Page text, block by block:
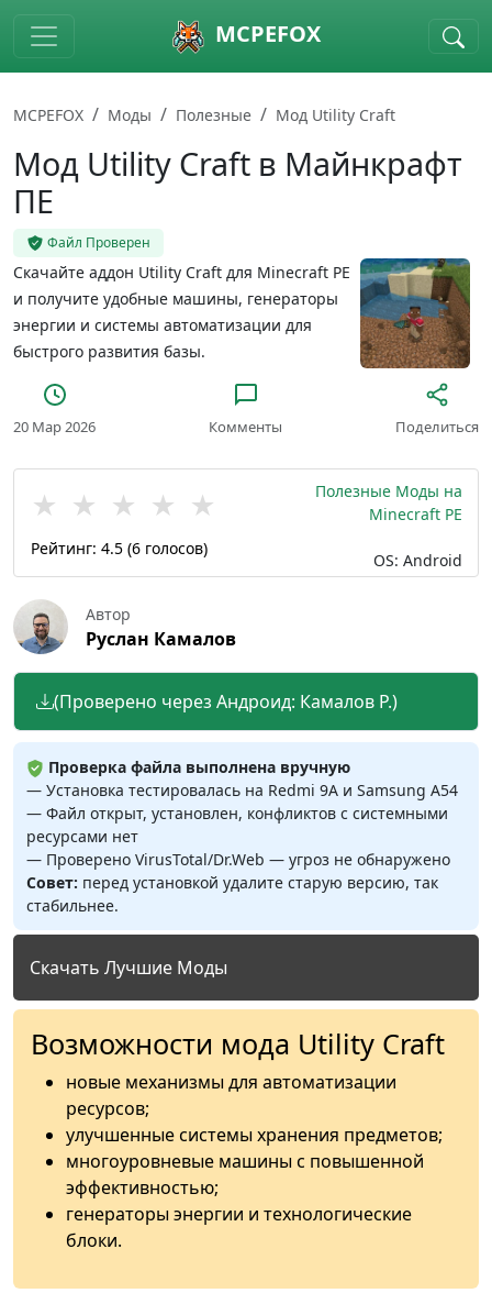
Skip to main content MCPEFOX
MCPEFOX Моды Полезные Мод Utility Craft
Мод Utility Craft в Майнкрафт
ПЕ
Файл Проверен
Скачайте аддон Utility Craft для Minecraft PE
и получите удобные машины, генераторы
энергии и системы автоматизации для
быстрого развития базы.
20 Мар 2026 Комменты Поделиться
★ ★ ★ ★ ★
Рейтинг: 4.5 (6 голосов)
Полезные Моды на
Minecraft PE
OS: Android
Автор
Руслан Камалов
(Проверено через Андроид: Камалов Р.)
Проверка файла выполнена вручную
— Установка тестировалась на Redmi 9A и Samsung A54
— Файл открыт, установлен, конфликтов с системными
ресурсами нет
— Проверено VirusTotal/Dr.Web — угроз не обнаружено
Совет: перед установкой удалите старую версию, так
стабильнее.
Скачать Лучшие Моды
Возможности мода Utility Craft
новые механизмы для автоматизации
ресурсов;
улучшенные системы хранения предметов;
многоуровневые машины с повышенной
эффективностью;
генераторы энергии и технологические
блоки.